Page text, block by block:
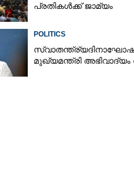
പ്രതികൾക്ക് ജാമ്യം
POLITICS
മുഖ്യമന്ത്രി അഭിവാദ്യം